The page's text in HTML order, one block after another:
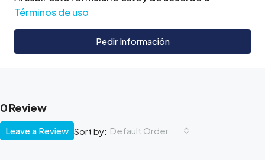
Términos de uso
Pedir Información
0 Review
Sort by: Default Order
Leave a Review